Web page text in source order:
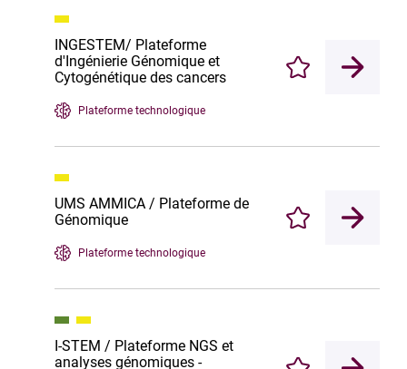
INGESTEM/ Plateforme
d'Ingénierie Génomique et
Cytogénétique des cancers
Plateforme technologique
Enregistrer
UMS AMMICA / Plateforme de
Génomique
Plateforme technologique
Enregistrer
I-STEM / Plateforme NGS et
analyses génomiques -